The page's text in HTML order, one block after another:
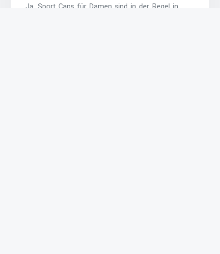
Ja, Sport Caps für Damen sind in der Regel in